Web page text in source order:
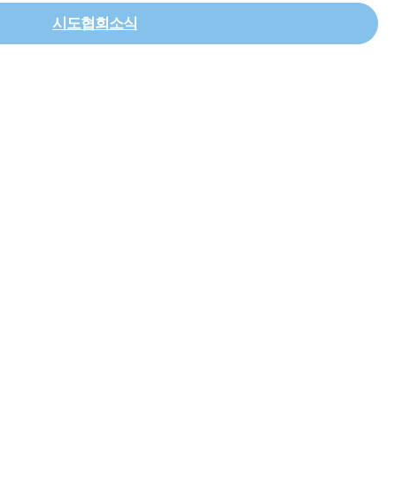
시도협회소식